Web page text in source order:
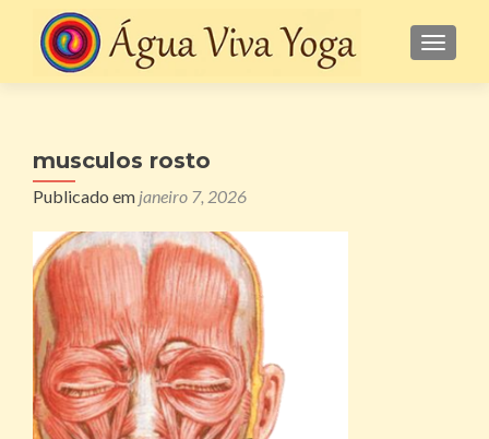
musculos rosto
Publicado em janeiro 7, 2026